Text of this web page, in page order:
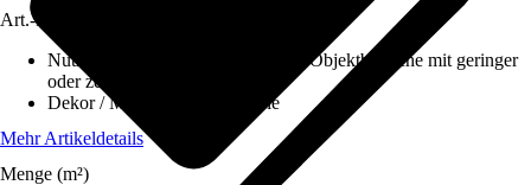
Art.-Nr.
Nutzungsklasse
31 - Gewerbliche/Objektbereiche mit geringer
oder zeitweiser Nutzung
Dekor / Muster
Landhausdiele
Mehr Artikeldetails
Menge (m²)